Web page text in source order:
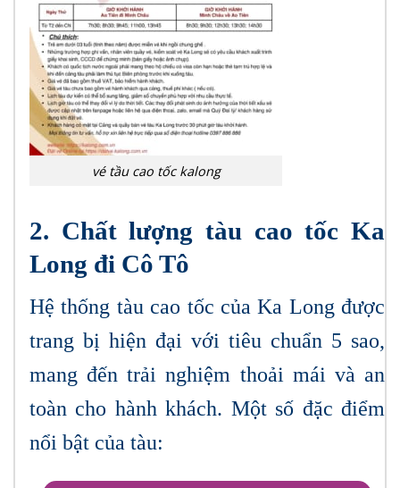
vé tầu cao tốc kalong
2. Chất lượng tàu cao tốc Ka
Long đi Cô Tô
Hệ thống tàu cao tốc của Ka Long được
trang bị hiện đại với tiêu chuẩn 5 sao,
mang đến trải nghiệm thoải mái và an
toàn cho hành khách. Một số đặc điểm
nổi bật của tàu: